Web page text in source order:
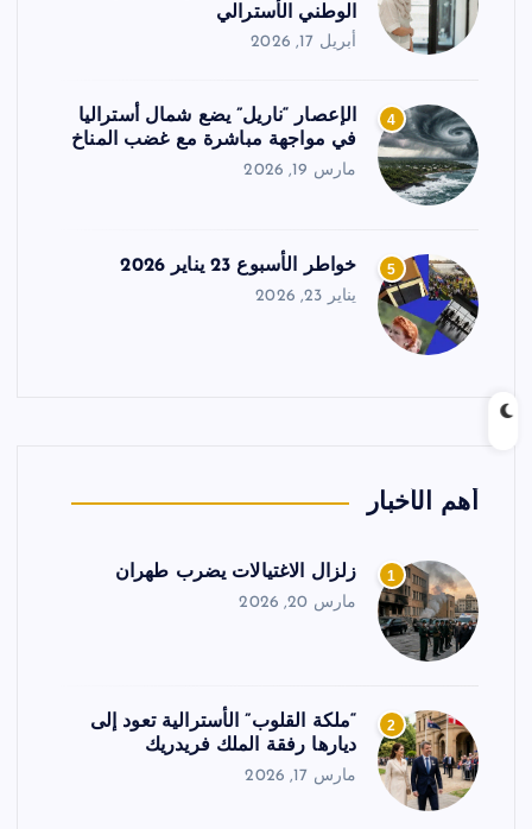
الوطني الأسترالي
أبريل 17, 2026
4
الإعصار “ناريل” يضع شمال أستراليا
في مواجهة مباشرة مع غضب المناخ
مارس 19, 2026
5 خواطر الأسبوع 23 يناير 2026
يناير 23, 2026
أهم الأخبار
1 زلزال الاغتيالات يضرب طهران
مارس 20, 2026
2
“ملكة القلوب” الأسترالية تعود إلى
ديارها رفقة الملك فريدريك
مارس 17, 2026